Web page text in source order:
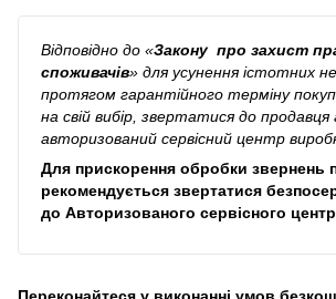
Відповідно до «Закону про захист
споживачів» для усунення істотних
протягом гарантійного терміну
на свій вибір, звертатися до продавця
авторизований сервісний центр
Для прискорення обробки звернень
рекомендується звертатися
до Авторизованого сервісного
Переконайтеся у виконанні умов